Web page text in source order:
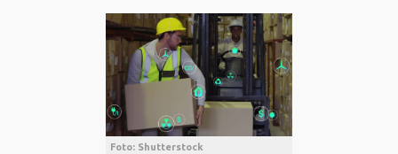
Foto: Shutterstock